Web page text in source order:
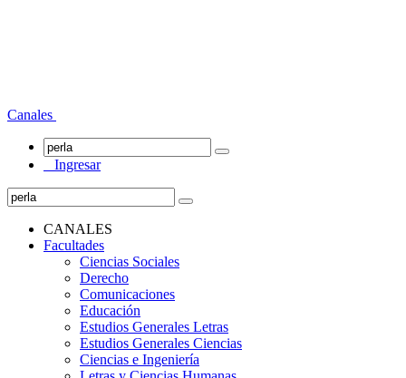
Canales
Ingresar
CANALES
Facultades
Ciencias Sociales
Derecho
Comunicaciones
Educación
Estudios Generales Letras
Estudios Generales Ciencias
Ciencias e Ingeniería